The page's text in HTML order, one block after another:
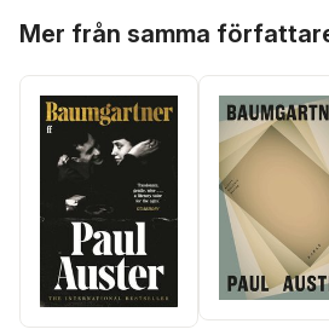
Mer från samma